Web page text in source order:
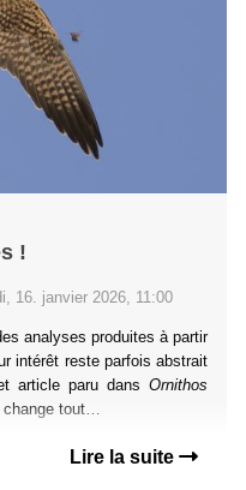
!
16. janvier 2026, 11:00
analyses produites à partir
intérêt reste parfois abstrait
article paru dans Ornithos
change tout…
Lire la suite